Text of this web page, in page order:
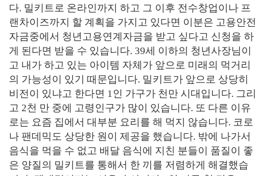
다. 밀키트로 온라인까지 하고 그 이후 전수창업이나 프
랜차이즈까지 할 계획을 가지고 있다면 이분은 고용안전
자금중에서 청년고용연계자금을 받고 싶다고 신청을 하
게 된다면 받을 수 있습니다. 39세 이하의 청년사장님이
고 내가 하고 있는 아이템 자체가 앞으로 미래의 먹거리
의 가능성이 있기 때문입니다. 밀키트가 앞으로 상당히
비전이 있냐고 한다면 1인 가구가 천만 시대입니다. 그리
고 2천 만 중에 고령인구가 많이 있습니다. 또 다른 이유
로는 요즘 집에서 대부분 요리를 해 먹지 않습니다. 코로
나 팬데믹도 상당한 원이 제공을 했습니다. 밖에 나가서
음식을 먹을 수 없고 배달 음식에 지친 분들이 품질이 좋
은 양질의 밀키트를 통해서 한 끼를 저렴하게 해결했습